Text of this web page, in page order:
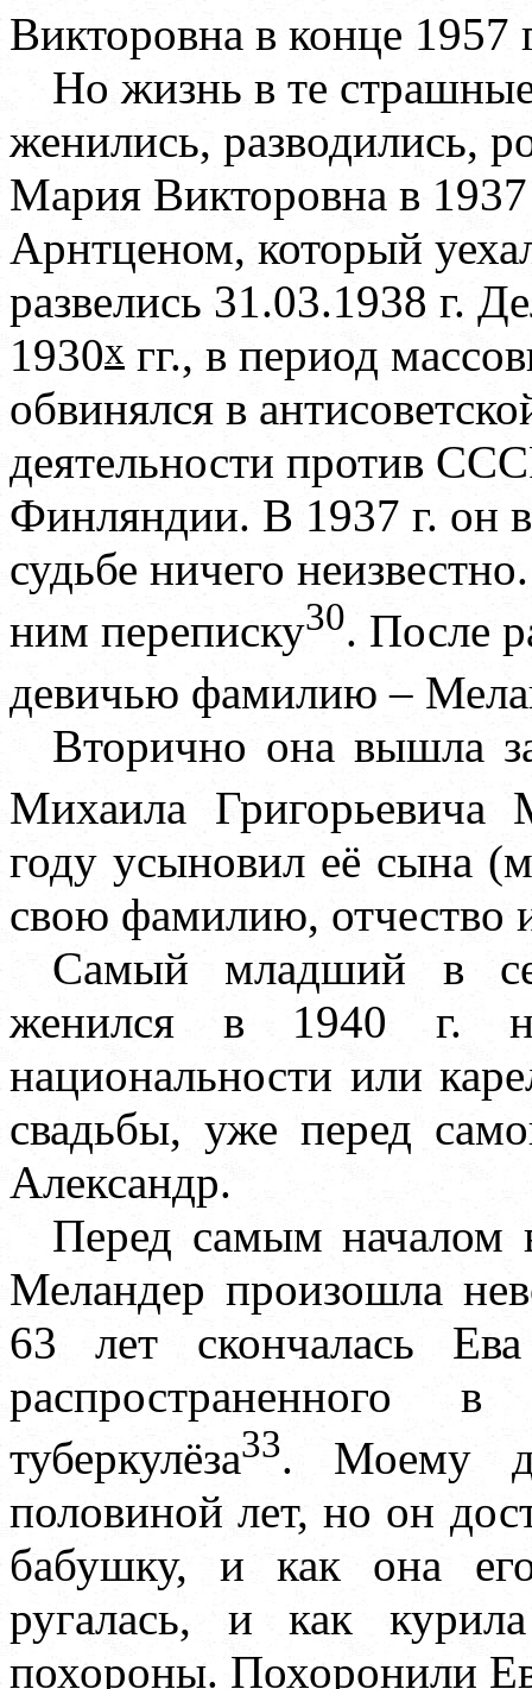
Викторовна в конце 1957
Но жизнь в те
женились, разводились,
Мария Викторовна в
Арнтценом, который
развелись 31.03.1938 г.
1930х гг., в период
обвинялся в
деятельности против
Финляндии. В 1937 г. он
судьбе ничего
ним переписку30. После
девичью фамилию –
Вторично она вышла
Михаила Григорьевича
году усыновил её сына
свою фамилию, отчество
Самый младший в
женился в 1940 г.
национальности или
свадьбы, уже перед
Александр.
Перед самым началом
Меландер произошла
63 лет скончалась
туберкулёза33. Моему
половиной лет, но он
бабушку, и как она
ругалась, и как
похороны. Похоронили